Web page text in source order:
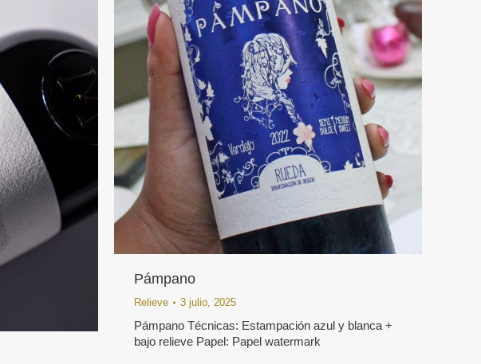
Pámpano
Relieve 3 julio, 2025
Pámpano Técnicas: Estampación azul y blanca +
bajo relieve Papel: Papel watermark